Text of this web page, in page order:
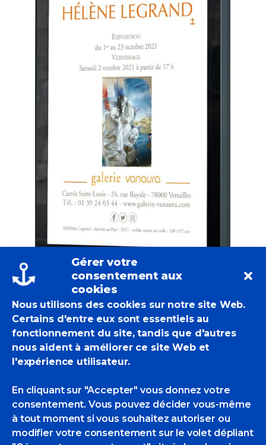
Gérer votre
consentement aux
cookies
Nous utilisons des cookies sur notre site Web.
Certains d'entre eux sont essentiels au
fonctionnement du site, tandis que d'autres
nous aident à améliorer ce site Web et
l'expérience utilisateur.
En cliquant sur "Accepter" vous donnez votre
consentement. Vous pouvez décider vous-même
à tout moment si vous souhaitez autoriser ou
modifier votre consentement sur le volet dépliant
Expositions
individuelles
CONSULTER